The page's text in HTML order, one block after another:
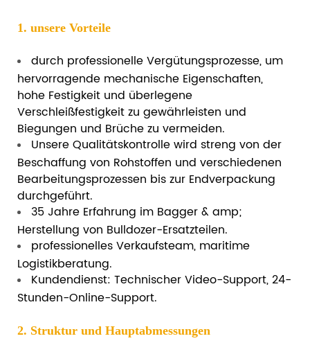
1. unsere Vorteile
durch professionelle Vergütungsprozesse, um
hervorragende mechanische Eigenschaften,
hohe Festigkeit und überlegene
Verschleißfestigkeit zu gewährleisten und
Biegungen und Brüche zu vermeiden.
Unsere Qualitätskontrolle wird streng von der
Beschaffung von Rohstoffen und verschiedenen
Bearbeitungsprozessen bis zur Endverpackung
durchgeführt.
35 Jahre Erfahrung im Bagger & amp;
Herstellung von Bulldozer-Ersatzteilen.
professionelles Verkaufsteam, maritime
Logistikberatung.
Kundendienst: Technischer Video-Support, 24-
Stunden-Online-Support.
2. Struktur und Hauptabmessungen